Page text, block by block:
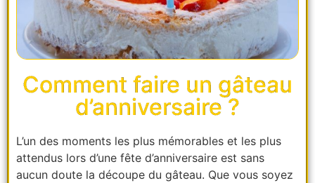
Comment faire un gâteau
d’anniversaire ?
L’un des moments les plus mémorables et les plus
attendus lors d’une fête d’anniversaire est sans
aucun doute la découpe du gâteau. Que vous soyez